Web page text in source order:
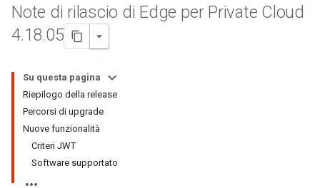
Note di rilascio di Edge per Private Cloud
4.18.05
Su questa pagina
Riepilogo della release
Percorsi di upgrade
Nuove funzionalità
Criteri JWT
Software supportato